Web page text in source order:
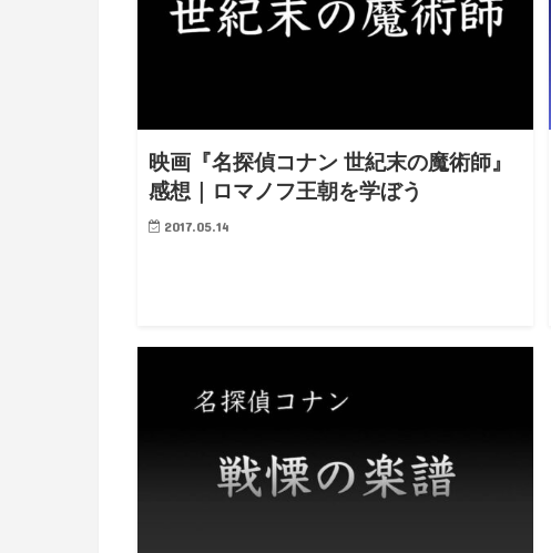
映画『名探偵コナン 世紀末の魔術師』
感想｜ロマノフ王朝を学ぼう
2017.05.14